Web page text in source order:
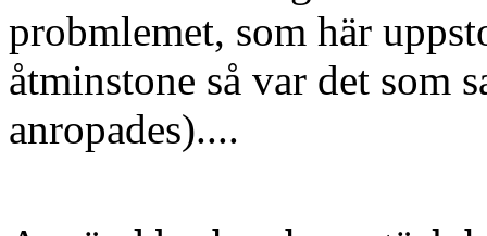
probmlemet, som här
åtminstone så var det som
anropades)....